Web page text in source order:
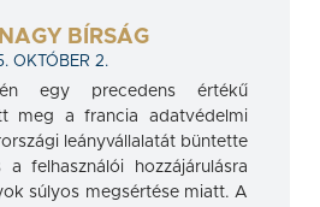
BÍRSÁG
OKTÓBER 2.
egy precedens értékű
meg a francia adatvédelmi
leányvállalatát büntette
felhasználói hozzájárulásra
súlyos megsértése miatt. A